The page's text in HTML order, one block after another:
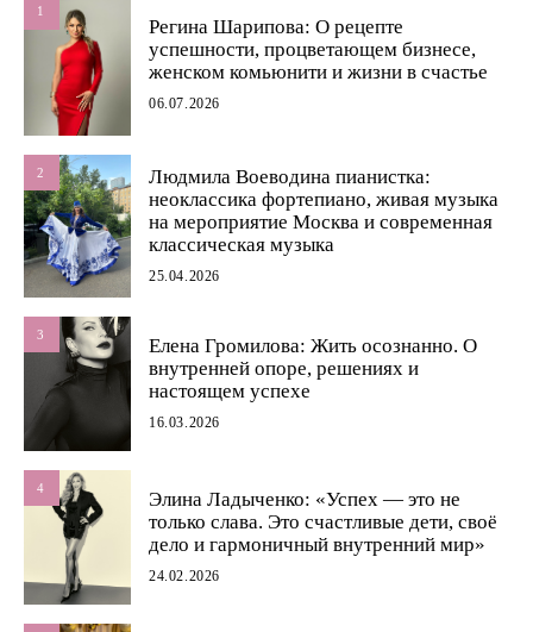
1
Регина Шарипова: О рецепте
успешности, процветающем бизнесе,
женском комьюнити и жизни в счастье
06.07.2026
2
Людмила Воеводина пианистка:
неоклассика фортепиано, живая музыка
на мероприятие Москва и современная
классическая музыка
25.04.2026
3
Елена Громилова: Жить осознанно. О
внутренней опоре, решениях и
настоящем успехе
16.03.2026
4
Элина Ладыченко: «Успех — это не
только слава. Это счастливые дети, своё
дело и гармоничный внутренний мир»
24.02.2026